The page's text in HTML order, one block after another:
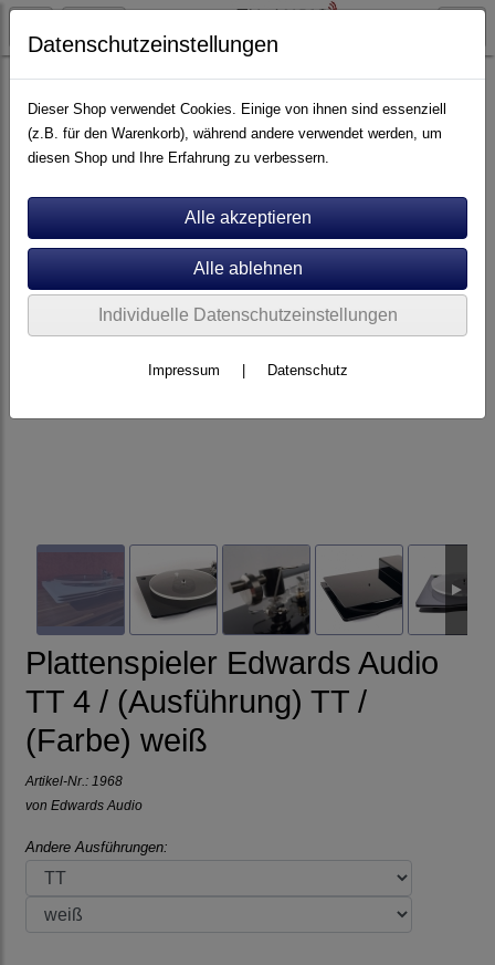
Artikel nach Marken A - E Edwards Audio
Plattenspieler Edwards Audio
TT 4 / (Ausführung) TT /
(Farbe) weiß
Artikel-Nr.: 1968
von Edwards Audio
Andere Ausführungen:
Datenschutzeinstellungen
Dieser Shop verwendet Cookies. Einige von ihnen sind essenziell
(z.B. für den Warenkorb), während andere verwendet werden, um
diesen Shop und Ihre Erfahrung zu verbessern.
Individuelle Datenschutzeinstellungen
Impressum Datenschutz